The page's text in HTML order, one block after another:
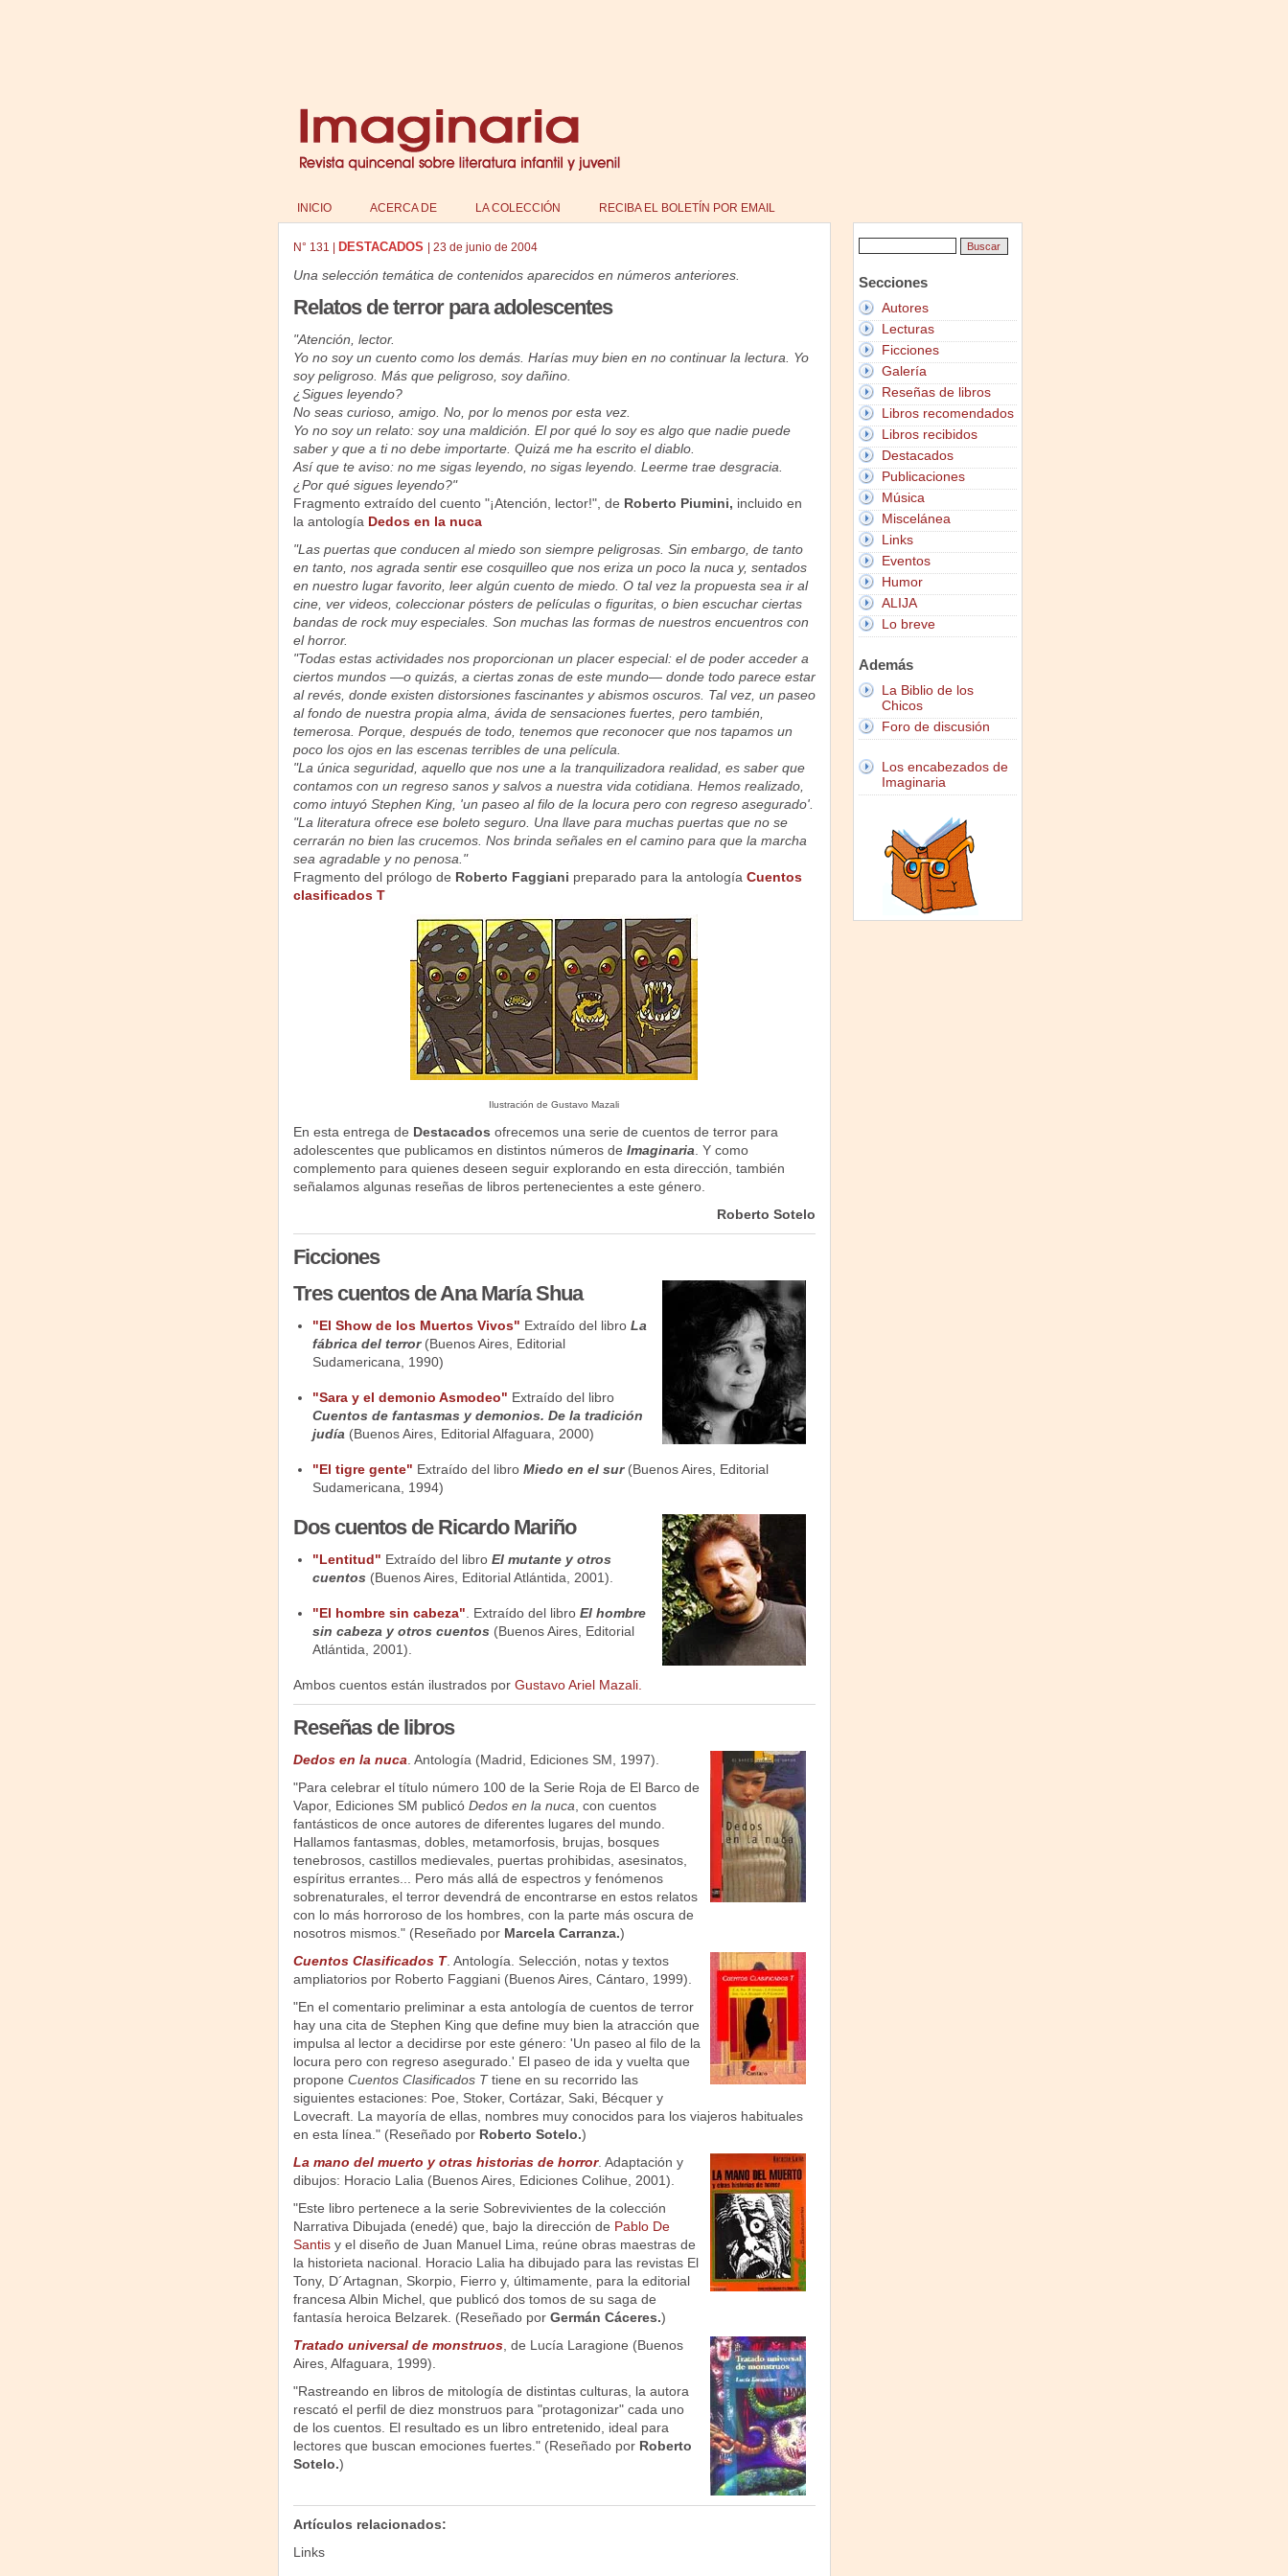
INICIO ACERCA DE LA COLECCIÓN RECIBA EL BOLETÍN POR EMAIL
N° 131 DESTACADOS 23 de junio de 2004
Una selección temática de contenidos aparecidos en números anteriores.
Relatos de terror para adolescentes
"Atención, lector.
Yo no soy un cuento como los demás. Harías muy bien en no continuar la lectura. Yo
soy peligroso. Más que peligroso, soy dañino.
¿Sigues leyendo?
No seas curioso, amigo. No, por lo menos por esta vez.
Yo no soy un relato: soy una maldición. El por qué lo soy es algo que nadie puede
saber y que a ti no debe importarte. Quizá me ha escrito el diablo.
Así que te aviso: no me sigas leyendo, no sigas leyendo. Leerme trae desgracia.
¿Por qué sigues leyendo?"
Fragmento extraído del cuento "¡Atención, lector!", de Roberto Piumini, incluido en
la antología Dedos en la nuca
"Las puertas que conducen al miedo son siempre peligrosas. Sin embargo, de tanto
en tanto, nos agrada sentir ese cosquilleo que nos eriza un poco la nuca y, sentados
en nuestro lugar favorito, leer algún cuento de miedo. O tal vez la propuesta sea ir al
cine, ver videos, coleccionar pósters de películas o figuritas, o bien escuchar ciertas
bandas de rock muy especiales. Son muchas las formas de nuestros encuentros con
el horror.
"Todas estas actividades nos proporcionan un placer especial: el de poder acceder a
ciertos mundos —o quizás, a ciertas zonas de este mundo— donde todo parece estar
al revés, donde existen distorsiones fascinantes y abismos oscuros. Tal vez, un paseo
al fondo de nuestra propia alma, ávida de sensaciones fuertes, pero también,
temerosa. Porque, después de todo, tenemos que reconocer que nos tapamos un
poco los ojos en las escenas terribles de una película.
"La única seguridad, aquello que nos une a la tranquilizadora realidad, es saber que
contamos con un regreso sanos y salvos a nuestra vida cotidiana. Hemos realizado,
como intuyó Stephen King, 'un paseo al filo de la locura pero con regreso asegurado'.
"La literatura ofrece ese boleto seguro. Una llave para muchas puertas que no se
cerrarán no bien las crucemos. Nos brinda señales en el camino para que la marcha
sea agradable y no penosa."
Fragmento del prólogo de Roberto Faggiani preparado para la antología Cuentos
clasificados T
Ilustración de Gustavo Mazali
En esta entrega de Destacados ofrecemos una serie de cuentos de terror para
adolescentes que publicamos en distintos números de Imaginaria . Y como
complemento para quienes deseen seguir explorando en esta dirección, también
señalamos algunas reseñas de libros pertenecientes a este género.
Roberto Sotelo
Ficciones
Tres cuentos de Ana María Shua
"El Show de los Muertos Vivos" Extraído del libro La
fábrica del terror(Buenos Aires, Editorial
Sudamericana, 1990)
"Sara y el demonio Asmodeo" Extraído del libro
Cuentos de fantasmas y demonios. De la tradición
judía (Buenos Aires, Editorial Alfaguara, 2000)
"El tigre gente" Extraído del libro Miedo en el sur(Buenos Aires, Editorial
Sudamericana, 1994)
Dos cuentos de Ricardo Mariño
"Lentitud" Extraído del libro El mutante y otros
cuentos (Buenos Aires, Editorial Atlántida, 2001).
"El hombre sin cabeza" . Extraído del libro El hombre
sin cabeza y otros cuentos(Buenos Aires, Editorial
Atlántida, 2001).
Ambos cuentos están ilustrados por Gustavo Ariel Mazali.
Reseñas de libros
Dedos en la nuca . Antología (Madrid, Ediciones SM, 1997).
"Para celebrar el título número 100 de la Serie Roja de El Barco de
Vapor, Ediciones SM publicó Dedos en la nuca , con cuentos
fantásticos de once autores de diferentes lugares del mundo.
Hallamos fantasmas, dobles, metamorfosis, brujas, bosques
tenebrosos, castillos medievales, puertas prohibidas, asesinatos,
espíritus errantes... Pero más allá de espectros y fenómenos
sobrenaturales, el terror devendrá de encontrarse en estos relatos
con lo más horroroso de los hombres, con la parte más oscura de
nosotros mismos." (Reseñado por Marcela Carranza.)
Cuentos Clasificados T. Antología. Selección, notas y textos
ampliatorios por Roberto Faggiani (Buenos Aires, Cántaro, 1999).
"En el comentario preliminar a esta antología de cuentos de terror
hay una cita de Stephen King que define muy bien la atracción que
impulsa al lector a decidirse por este género: 'Un paseo al filo de la
locura pero con regreso asegurado.' El paseo de ida y vuelta que
propone Cuentos Clasificados Ttiene en su recorrido las
siguientes estaciones: Poe, Stoker, Cortázar, Saki, Bécquer y
Lovecraft. La mayoría de ellas, nombres muy conocidos para los viajeros habituales
en esta línea." (Reseñado por Roberto Sotelo.)
La mano del muerto y otras historias de horror. Adaptación y
dibujos: Horacio Lalia (Buenos Aires, Ediciones Colihue, 2001).
"Este libro pertenece a la serie Sobrevivientes de la colección
Narrativa Dibujada (enedé) que, bajo la dirección de Pablo De
Santis y el diseño de Juan Manuel Lima, reúne obras maestras de
la historieta nacional. Horacio Lalia ha dibujado para las revistas El
Tony, D´Artagnan, Skorpio, Fierro y, últimamente, para la editorial
francesa Albin Michel, que publicó dos tomos de su saga de
fantasía heroica Belzarek. (Reseñado por Germán Cáceres.)
Tratado universal de monstruos, de Lucía Laragione (Buenos
Aires, Alfaguara, 1999).
"Rastreando en libros de mitología de distintas culturas, la autora
rescató el perfil de diez monstruos para "protagonizar" cada uno
de los cuentos. El resultado es un libro entretenido, ideal para
lectores que buscan emociones fuertes." (Reseñado por Roberto
Sotelo.)
Artículos relacionados:
Links
Secciones
Autores
Lecturas
Ficciones
Galería
Reseñas de libros
Libros recomendados
Libros recibidos
Destacados
Publicaciones
Música
Miscelánea
Links
Eventos
Humor
ALIJA
Lo breve
Además
La Biblio de los
Chicos
Foro de discusión
Los encabezados de
Imaginaria